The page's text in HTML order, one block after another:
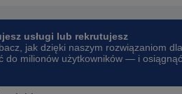
usługi lub rekrutujesz
jak dzięki naszym rozwiązaniom dla
do milionów użytkowników — i osiągnąć